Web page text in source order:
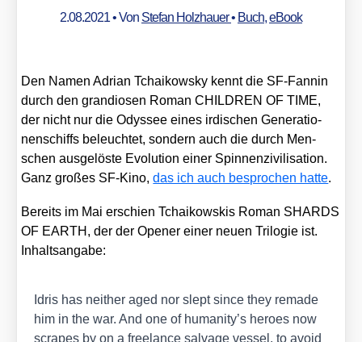
2.08.2021• Von Stefan Holzhauer• Buch,eBook
Den Namen Adri­an Tchai­kow­sky kennt die SF-Fan­nin
durch den gran­dio­sen Roman CHILDREN OF TIME,
der nicht nur die Odys­see eines irdi­schen Gene­ra­tio­
nen­schiffs beleuch­tet, son­dern auch die durch Men­
schen aus­ge­lös­te Evo­lu­ti­on einer Spin­nen­zi­vi­li­sa­ti­on.
Ganz gro­ßes SF-Kino,das ich auch bespro­chen hat­te.
Bereits im Mai erschien Tchai­kow­skis Roman SHARDS
OF EARTH, der der Ope­ner einer neu­en Tri­lo­gie ist.
Inhalts­an­ga­be:
Idris has neither aged nor slept sin­ce they rema­de
him in the war. And one of humanity’s heroes now
scra­pes by on a free­lan­ce sal­va­ge ves­sel, to avo­id